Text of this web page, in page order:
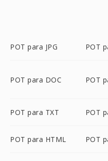
POT para JPG POT
POT para DOC POT
POT para TXT POT
POT para HTML POT